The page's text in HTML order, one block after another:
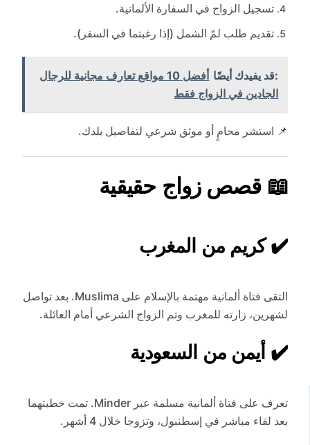
تسجيل الزواج في السفارة الألمانية.
تقديم طلب لمّ الشمل (إذا رغبتما في السفر).
:قد يفيدك أيضًا
أفضل 10 مواقع تعارف مجانية للرجال
الجادين في الزواج فقط
📌 استشر محامٍ أو موثق شرعي لتفاصيل بلدك.
📖 قصص زواج حقيقية
✔️ كريم من المغرب
التقى فتاة ألمانية مهتمة بالإسلام على Muslima. بعد تواصل
لشهرين، زارته للمغرب وتم الزواج الشرعي أمام العائلة.
✔️ أيمن من السعودية
تعرف على فتاة ألمانية مسلمة عبر Minder. تمت خطبتهما
بعد لقاء مباشر في إسطنبول، وتزوجا خلال 4 أشهر.